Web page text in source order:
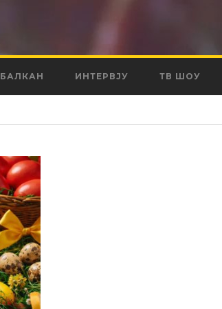
БАЛКАН ИНТЕРВЈУ ТВ ШОУ